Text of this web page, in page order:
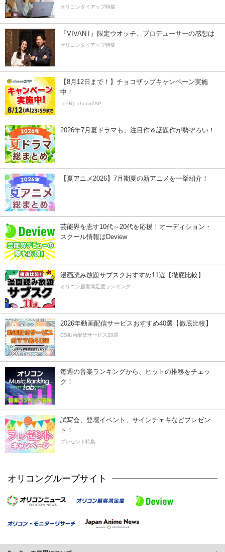
オリコンタイアップ特集
『VIVANT』限定ウオッチ、プロデューサーの感想は
オリコンタイアップ特集
【8月12日まで！】チョコザップキャンペーン実施
中！
（PR）chocoZAP
2026年7月夏ドラマも、注目作＆話題作が勢ぞろい！
【夏アニメ2026】7月期夏の新アニメを一挙紹介！
芸能界を志す10代～20代を応援！オーディション・
スクール情報はDeview
漫画読み放題サブスクおすすめ11選【徹底比較】
オリコン顧客満足度ランキング
2026年動画配信サービスおすすめ40選【徹底比較】
CS動画配信サービス20選
毎週の音楽ランキングから、ヒットの推移をチェッ
ク！
試写会、登壇イベント、サインチェキなどプレゼン
ト！
プレゼント特集
オリコングループサイト